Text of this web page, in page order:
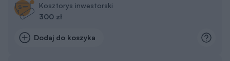
Kosztorys inwestorski
300 zł
Dodaj do koszyka